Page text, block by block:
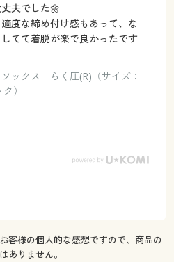
夫でした🌼
度な締め付け感もあって、な
てて着脱が楽で良かったです
ックス らく圧(R)（サイズ：
）
客様の個人的な感想ですので、商品の
ありません。